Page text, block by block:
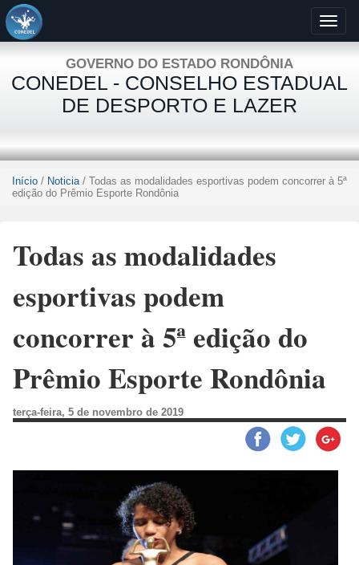
GOVERNO DO ESTADO RONDÔNIA
CONEDEL - CONSELHO ESTADUAL
DE DESPORTO E LAZER
Início / Noticia/ Todas as modalidades esportivas podem concorrer à 5ª
edição do Prêmio Esporte Rondônia
Todas as modalidades
esportivas podem
concorrer à 5ª edição do
Prêmio Esporte Rondônia
terça-feira, 5 de novembro de 2019